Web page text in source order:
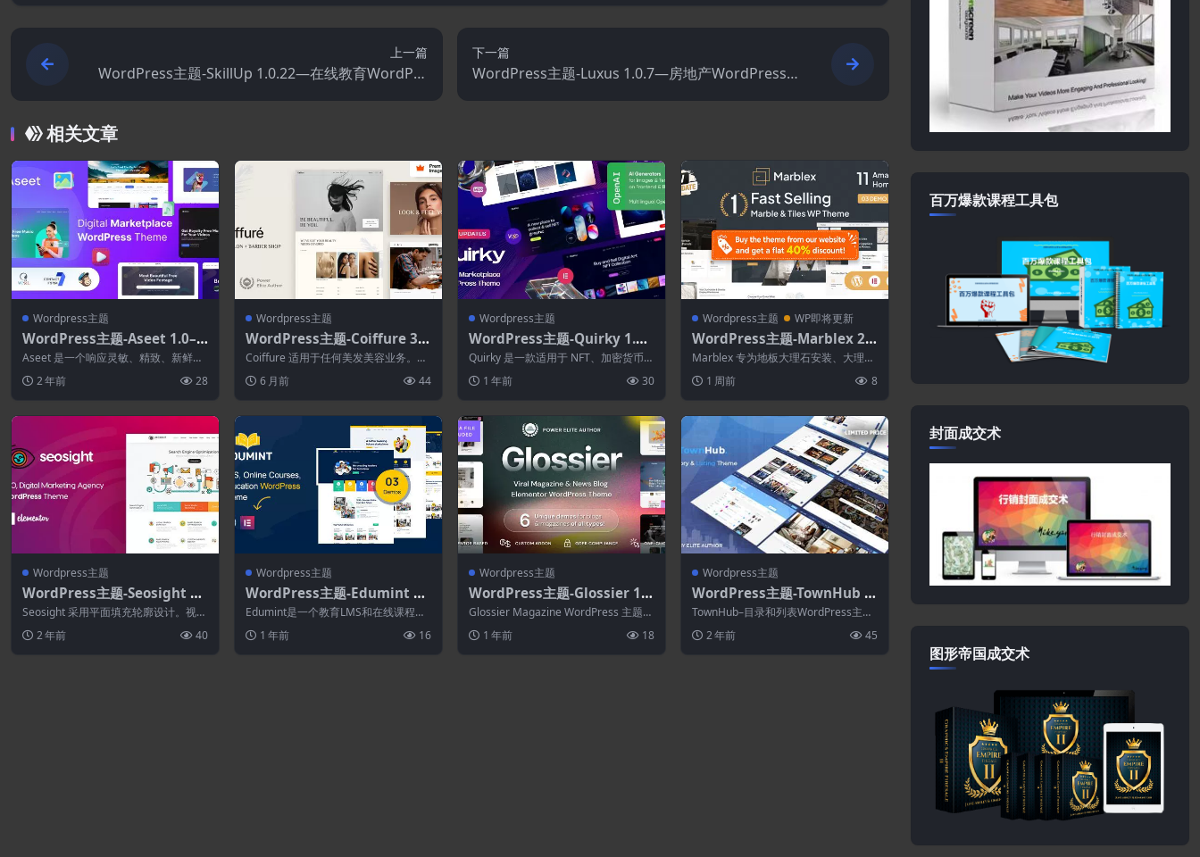
上一篇
WordPress主题-SkillUp 1.0.22—在线教育WordPre
ss主题
下一篇
WordPress主题-Luxus 1.0.7—房地产WordPress主
题
相关文章
Wordpress主题
WordPress主题-Aseet 1.0–
数字市场WordPress主题
Aseet 是一个响应灵敏、精致、新鲜且
Wo...2 年前 28
Wordpress主题
WordPress主题-Coiffure 30.
0–美发沙龙和理发店WordPre
ss主题
Coiffure 适用于任何美发美容业务。假
搭...6 月前 44
Wordpress主题
WordPress主题-Quirky 1.1
6.0–NFT.代币和艺术家市场Wo
rdPress主题
Quirky 是一款适用于 NFT、加密货币和
1 年前 30
Wordpress主题 WP即将更新
WordPress主题-Marblex 2.4
–大理石和瓷砖WordPress主
题
Marblex 专为地板大理石安装、大理
石材制...
1 周前 8
Wordpress主题
WordPress主题-Seosight 5.
40–数字营销机构WordPress
主题
Seosight 采用平面填充轮廓设计。视网
2 年前 40
Wordpress主题
WordPress主题-Edumint 1.
0.4–LMS.在线课程.教育Word
Press主题
Edumint是一个教育LMS和在线课程Wo
1 年前 16
Wordpress主题
WordPress主题-Glossier 1.
0.9-报纸和病毒杂志WordPres
s主题
Glossier Magazine WordPress 主题是
1 年前 18
Wordpress主题
WordPress主题-TownHub 1.
8.0-目录和列表WordPress主
题
TownHub–目录和列表WordPress主题
2 年前 45
百万爆款课程工具包
封面成交术
图形帝国成交术